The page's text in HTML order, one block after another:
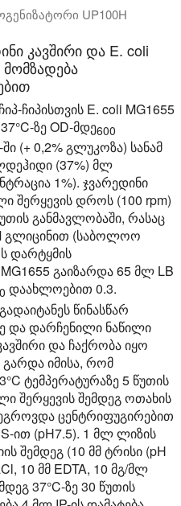
UP100H
კავშირი და E. coli
ჩიპისთვის E. coli MG1655
ზე OD-მდე600
(+ 0,2% გლუკოზა) სანამ
(37%) მლ
1%). ჯვარედინი
შერყევის დროს (100 rpm)
განმავლობაში, რასაც
გლიცინით (საბოლოო
დარტყმის
გაიზარდა 65 მლ LB
დაახლოებით 0.3.
წინასწარ
და დარჩენილი ნაწილი
და ჩაქრობა იყო
იმისა, რომ
ტემპერატურაზე 5 წუთის
შერყევის შემდეგ ოთახის
ცენტრიფუგირებით
ით (pH7.5). 1 მლ ლიზის
შემდეგ (10 მმ ტრისი (pH
10 მმ EDTA, 10 მგ/მლ
37°C-ზე 30 წუთის